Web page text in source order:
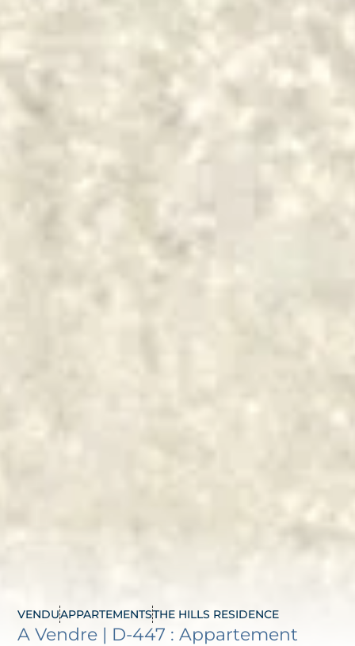
A Vendre | D-447 : Appartement
VENDUAPPARTEMENTSTHE HILLS RESIDENCE